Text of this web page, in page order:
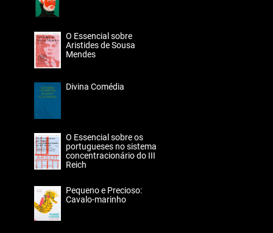
O Essencial sobre
Aristides de Sousa
Mendes
Divina Comédia
O Essencial sobre os
portugueses no sistema
concentracionário do III
Reich
Pequeno e Precioso:
Cavalo-marinho